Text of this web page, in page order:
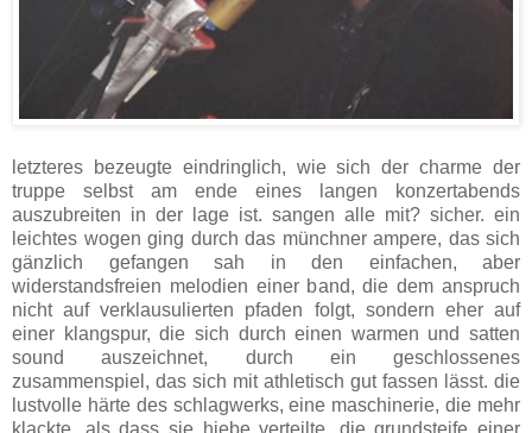
letzteres bezeugte eindringlich, wie sich der charme der
truppe selbst am ende eines langen konzertabends
auszubreiten in der lage ist. sangen alle mit? sicher. ein
leichtes wogen ging durch das münchner ampere, das sich
gänzlich gefangen sah in den einfachen, aber
widerstandsfreien melodien einer band, die dem anspruch
nicht auf verklausulierten pfaden folgt, sondern eher auf
einer klangspur, die sich durch einen warmen und satten
sound auszeichnet, durch ein geschlossenes
zusammenspiel, das sich mit athletisch gut fassen lässt. die
lustvolle härte des schlagwerks, eine maschinerie, die mehr
klackte, als dass sie hiebe verteilte, die grundsteife einer